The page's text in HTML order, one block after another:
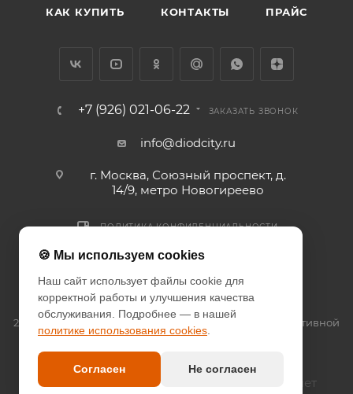
КАК КУПИТЬ КОНТАКТЫ ПРАЙС
+7 (926) 021-06-22 ЗАКАЗАТЬ ЗВОНОК
info@diodcity.ru
г. Москва, Союзный проспект, д.
14/9, метро Новогиреево
ПОЛИТИКА КОНФИДЕНЦИАЛЬНОСТИ
ПОЛИТИКА COOKIES
2026 © since 2013 DIODcity - интернет-магазин декоративной
светотехники
Оплата наличными и безналичный расчет
🍪 Мы используем cookies
Наш сайт использует файлы cookie для
корректной работы и улучшения качества
обслуживания. Подробнее — в нашей
политике использования cookies
Согласен Не согласен